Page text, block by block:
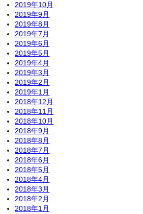
2019年10月
2019年9月
2019年8月
2019年7月
2019年6月
2019年5月
2019年4月
2019年3月
2019年2月
2019年1月
2018年12月
2018年11月
2018年10月
2018年9月
2018年8月
2018年7月
2018年6月
2018年5月
2018年4月
2018年3月
2018年2月
2018年1月